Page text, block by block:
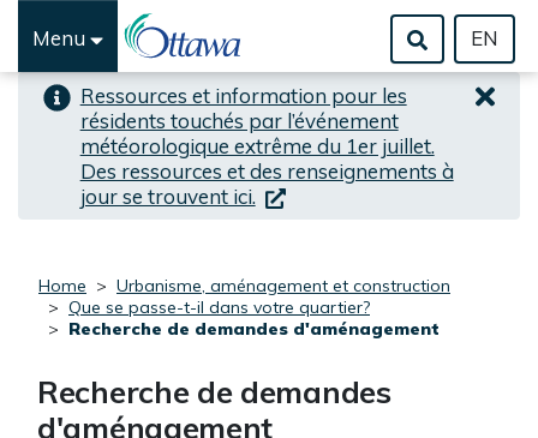
Aller au alerte haute-prioritée
Passer au contenu principal
Menu EN
Ressources et information pour les
résidents touchés par l’événement
météorologique extrême du 1er juillet.
Des ressources et des renseignements à
jour se trouvent ici. (lien externe)
Home
Urbanisme, aménagement et construction
Que se passe-t-il dans votre quartier?
Recherche de demandes d'aménagement
Recherche de demandes
d'aménagement